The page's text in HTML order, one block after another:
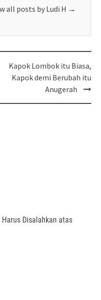
all posts by Ludi H →
Kapok Lombok itu Biasa,
Kapok demi Berubah itu
Anugerah
Disalahkan atas